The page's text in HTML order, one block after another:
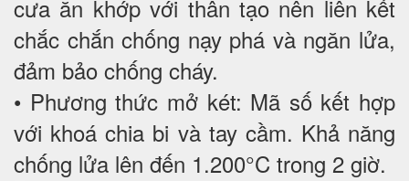
cưa ăn khớp với thân tạo nên liên kết
chắc chắn chống nạy phá và ngăn lửa,
đảm bảo chống cháy.
• Phương thức mở két: Mã số kết hợp
với khoá chia bi và tay cầm. Khả năng
chống lửa lên đến 1.200°C trong 2 giờ.